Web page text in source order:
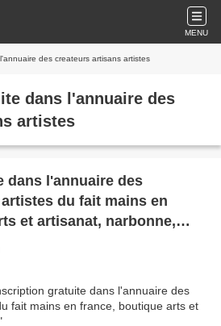
MENU
des createurs artisans artistes
dans l'annuaire des
artistes
dans l'annuaire des
du fait mains en
et artisanat, narbonne,